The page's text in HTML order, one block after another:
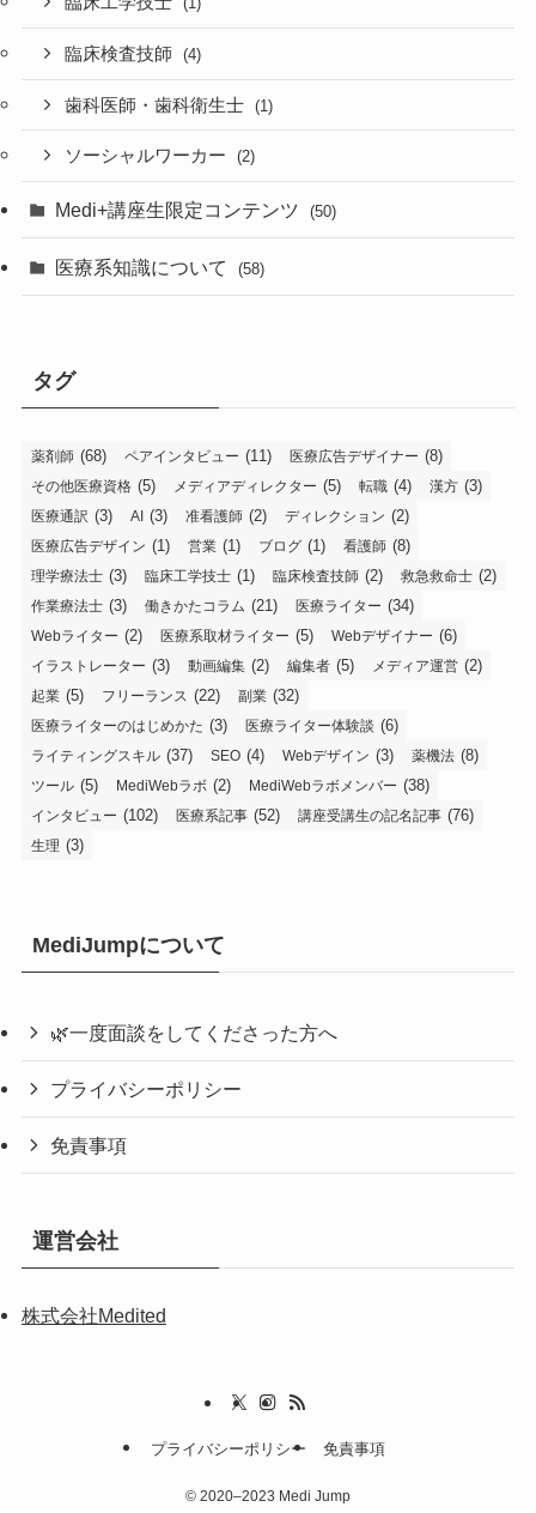
臨床検査技師 (4)
歯科医師・歯科衛生士 (1)
ソーシャルワーカー (2)
Medi+講座生限定コンテンツ (50)
医療系知識について (58)
タグ
薬剤師 (68) ペアインタビュー (11) 医療広告デザイナー (8)
その他医療資格 (5) メディアディレクター (5) 転職 (4) 漢方 (3)
医療通訳 (3) AI (3) 准看護師 (2) ディレクション (2)
医療広告デザイン (1) 営業 (1) ブログ (1) 看護師 (8)
理学療法士 (3) 臨床工学技士 (1) 臨床検査技師 (2) 救急救命士 (2)
作業療法士 (3) 働きかたコラム (21) 医療ライター (34)
Webライター (2) 医療系取材ライター (5) Webデザイナー (6)
イラストレーター (3) 動画編集 (2) 編集者 (5) メディア運営 (2)
起業 (5) フリーランス (22) 副業 (32)
医療ライターのはじめかた (3) 医療ライター体験談 (6)
ライティングスキル (37) SEO (4) Webデザイン (3) 薬機法 (8)
ツール (5) MediWebラボ (2) MediWebラボメンバー (38)
インタビュー (102) 医療系記事 (52) 講座受講生の記名記事 (76)
生理 (3)
MediJumpについて
🌿一度面談をしてくださった方へ
プライバシーポリシー
免責事項
運営会社
株式会社Medited
プライバシーポリシー 免責事項
© 2020–2023 Medi Jump